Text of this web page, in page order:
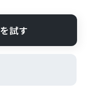
試す